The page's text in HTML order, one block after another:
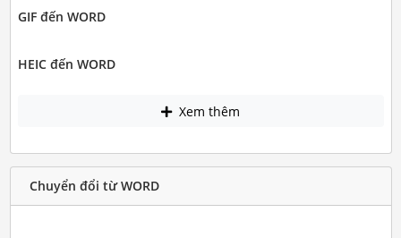
GIF đến WORD
HEIC đến WORD
Xem thêm
Chuyển đổi từ WORD